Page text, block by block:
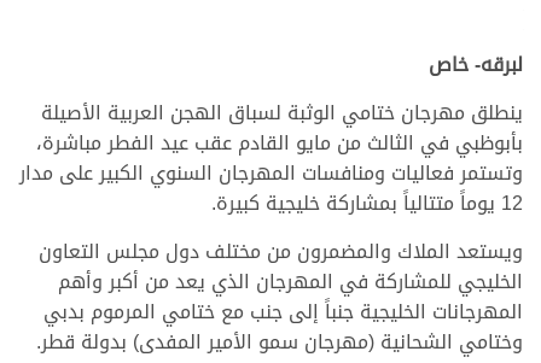
لبرقه- خاص
ينطلق مهرجان ختامي الوثبة لسباق الهجن العربية الأصيلة
بأبوظبي في الثالث من مايو القادم عقب عيد الفطر مباشرة،
وتستمر فعاليات ومنافسات المهرجان السنوي الكبير على مدار
12 يوماً متتالياً بمشاركة خليجية كبيرة.
ويستعد الملاك والمضمرون من مختلف دول مجلس التعاون
الخليجي للمشاركة في المهرجان الذي يعد من أكبر وأهم
المهرجانات الخليجية جنباً إلى جنب مع ختامي المرموم بدبي
وختامي الشحانية (مهرجان سمو الأمير المفدى) بدولة قطر.